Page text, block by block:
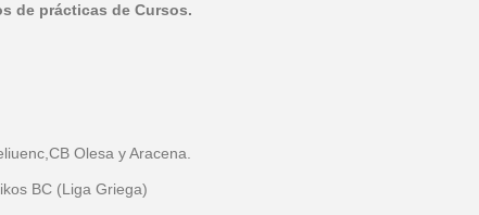
de prácticas de Cursos.
Olesa y Aracena.
BC (Liga Griega)